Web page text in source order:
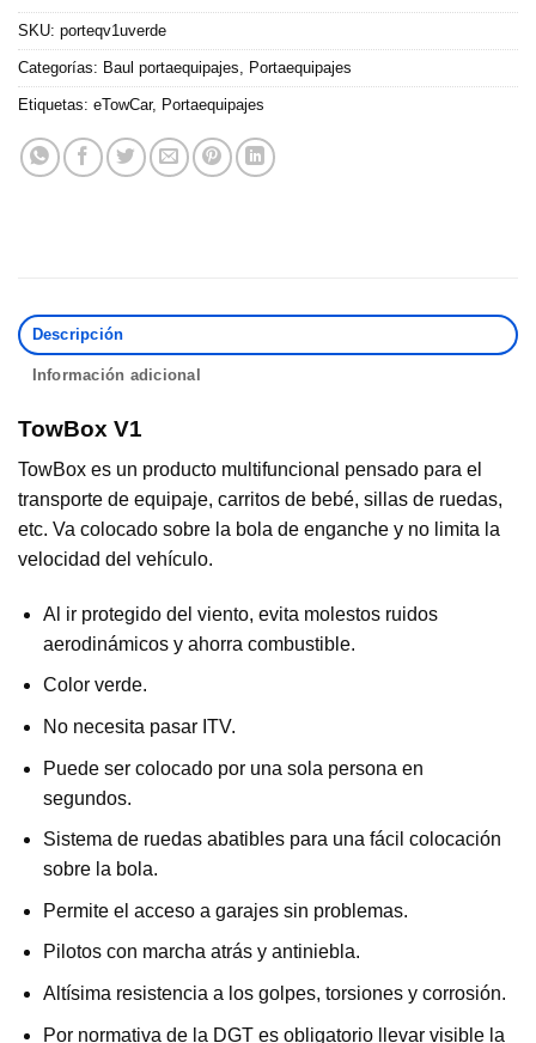
SKU: porteqv1uverde
Categorías: Baul portaequipajes Portaequipajes
Etiquetas: eTowCar, Portaequipajes
Descripción
Información adicional
TowBox V1
TowBox es un producto multifuncional pensado para el
transporte de equipaje, carritos de bebé, sillas de ruedas,
etc. Va colocado sobre la bola de enganche y no limita la
velocidad del vehículo.
Al ir protegido del viento, evita molestos ruidos
aerodinámicos y ahorra combustible.
Color verde.
No necesita pasar ITV.
Puede ser colocado por una sola persona en
segundos.
Sistema de ruedas abatibles para una fácil colocación
sobre la bola.
Permite el acceso a garajes sin problemas.
Pilotos con marcha atrás y antiniebla.
Altísima resistencia a los golpes, torsiones y corrosión.
Por normativa de la DGT es obligatorio llevar visible la